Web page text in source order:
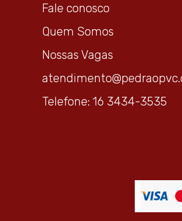
Fale conosco
Quem Somos
Nossas Vagas
Telefone: 16 3434-3535